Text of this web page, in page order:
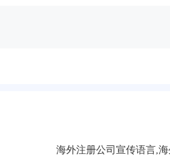
海外注册公司宣传语言,